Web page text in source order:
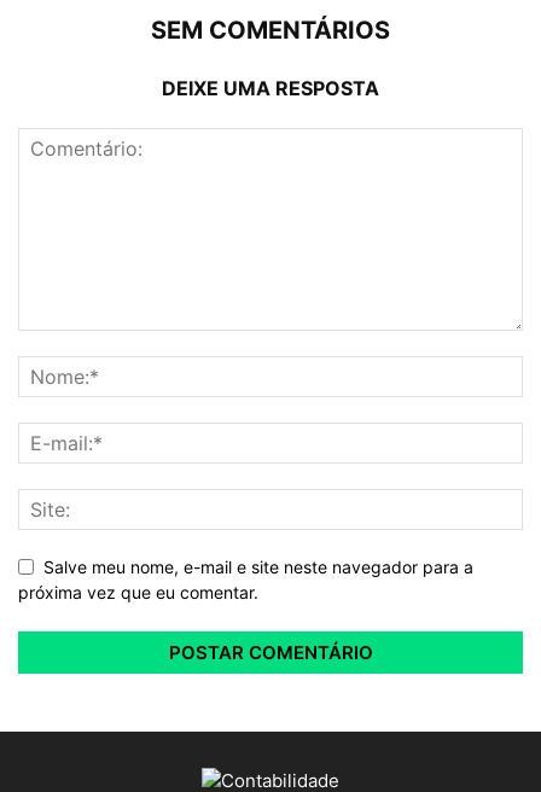
SEM COMENTÁRIOS
DEIXE UMA RESPOSTA
Salve meu nome, e-mail e site neste navegador para a
próxima vez que eu comentar.